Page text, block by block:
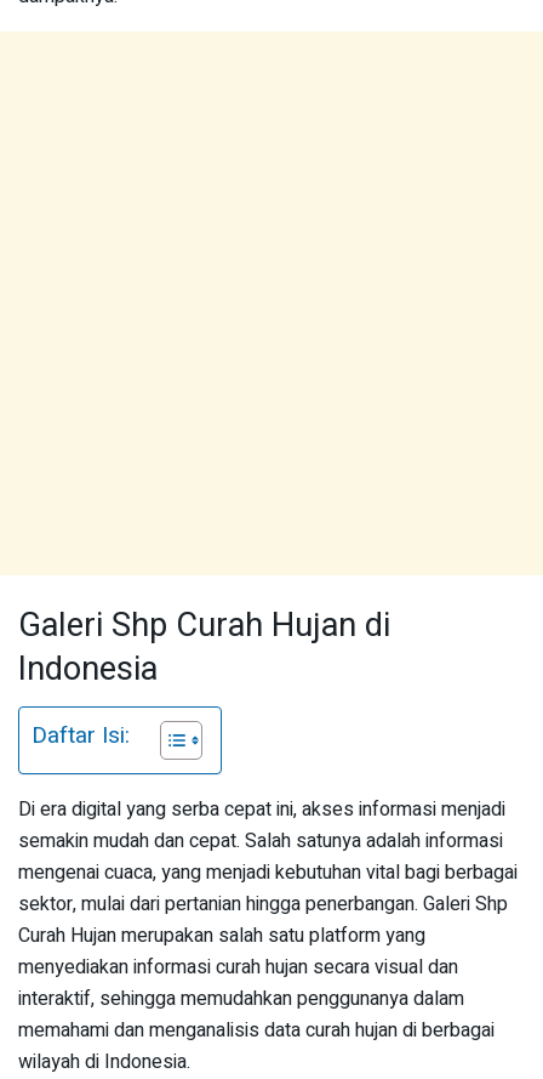
Galeri Shp Curah Hujan di
Indonesia
Daftar Isi:
Di era digital yang serba cepat ini, akses informasi menjadi
semakin mudah dan cepat. Salah satunya adalah informasi
mengenai cuaca, yang menjadi kebutuhan vital bagi berbagai
sektor, mulai dari pertanian hingga penerbangan. Galeri Shp
Curah Hujan merupakan salah satu platform yang
menyediakan informasi curah hujan secara visual dan
interaktif, sehingga memudahkan penggunanya dalam
memahami dan menganalisis data curah hujan di berbagai
wilayah di Indonesia.